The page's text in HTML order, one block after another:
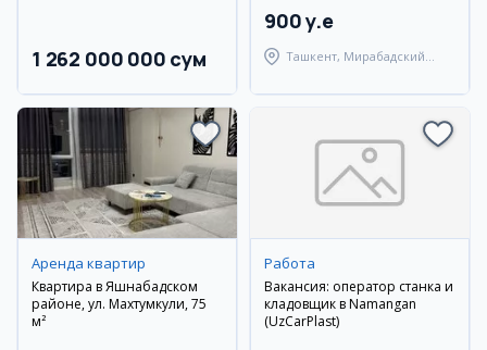
1 262 000 000 сум
900 y.e
Ташкент, Мирабадский
Аренда квартир
Квартира в Яшнабадском
районе, ул. Махтумкули, 75
м²
Работа
Вакансия: оператор станка и
кладовщик в Namangan
(UzCarPlast)